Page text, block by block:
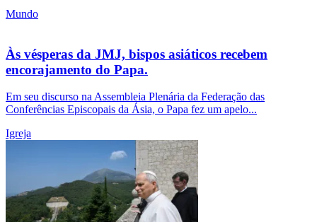
Mundo
Às vésperas da JMJ, bispos asiáticos recebem
encorajamento do Papa.
Em seu discurso na Assembleia Plenária da Federação das
Conferências Episcopais da Ásia, o Papa fez um apelo...
Igreja